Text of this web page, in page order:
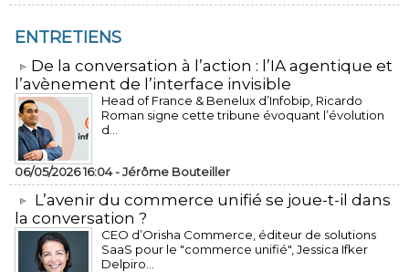
ENTRETIENS
​De la conversation à l’action : l’IA agentique et
l’avènement de l’interface invisible
Head of France & Benelux d’Infobip, Ricardo
Roman signe cette tribune évoquant l’évolution
d...
06/05/2026 16:04 -Jérôme Bouteiller
L’avenir du commerce unifié se joue-t-il dans
la conversation ?
CEO d’Orisha Commerce, éditeur de solutions
SaaS pour le "commerce unifié", Jessica Ifker
Delpiro...